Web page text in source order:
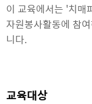
이 교육에서는 '치매
자원봉사활동에 참
니다.
교육대상